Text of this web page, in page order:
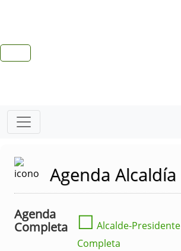
Agenda Alcaldía
Agenda
Completa
☐ Alcalde-Presidente
Completa